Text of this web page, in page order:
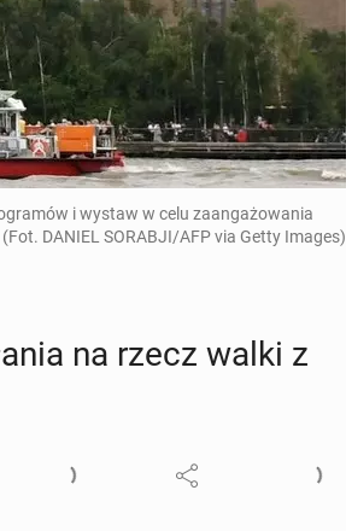
i wystaw w celu zaangażowania
DANIEL SORABJI/AFP via Getty Images)
na rzecz walki z